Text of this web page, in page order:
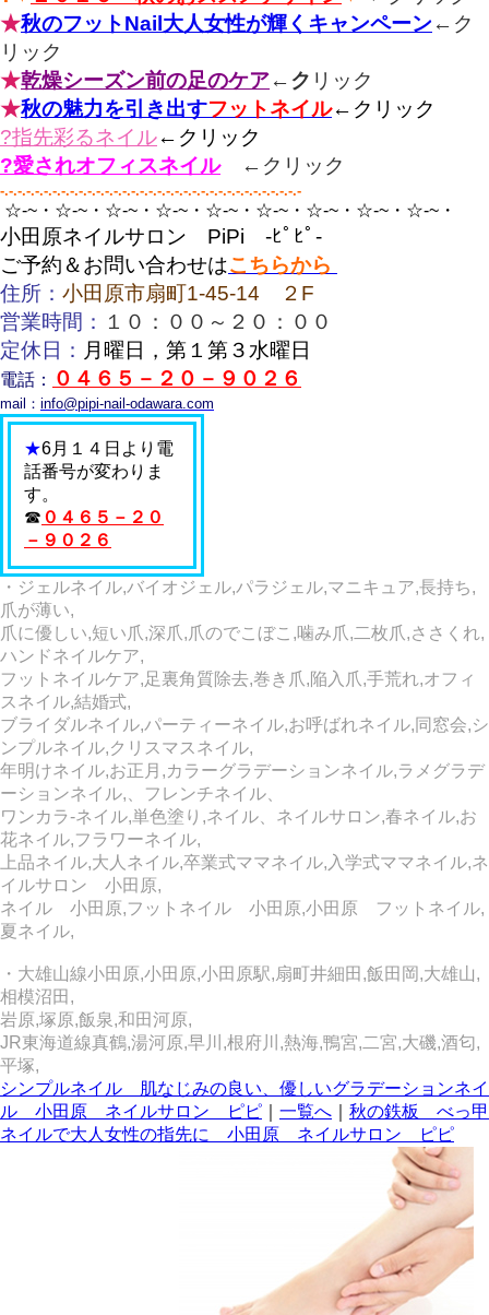
★秋のフットNail大人女性が輝くキャンペーン ←ク
リック
★乾燥シーズン前の足のケア←ク リック
★秋の魅力を引き出すフットネイル← クリック
?指先彩るネイル←クリック
?愛されオフィスネイル
← クリック
-.-.-.-.-.-.-.-.-.-.-.-.-.-.-.-.-.-.-.-.-.-.-.-.-.-.-.-.-.-.-.-.-.-.-
☆‐~・☆‐~・☆‐~・☆‐~・☆‐~・☆‐~・☆‐~・☆‐~・☆‐~・
小田原ネイルサロン PiPi -ﾋﾟﾋﾟ-
ご予約＆お問い合わせはこちらから
住所： 小田原市扇町1-45-14 ２F
営業時間：
１０：００～２０：００
定休日： 月曜日，第１第３水曜日
電話： ０４６５－２０－９０２６
mail： info@pipi-nail-odawara.com
★6月１４日より電
話番号が変わりま
す。
☎ ０４６５－２０
－９０２６
・ジェルネイル,バイオジェル,パラジェル,マニキュア,長持ち,
爪が薄い,
爪に優しい,短い爪,深爪,爪のでこぼこ,噛み爪,二枚爪,ささくれ,
ハンドネイルケア,
フットネイルケア,足裏角質除去,巻き爪,陥入爪,手荒れ,オフィ
スネイル,結婚式,
ブライダルネイル,パーティーネイル,お呼ばれネイル,同窓会,シ
ンプルネイル,クリスマスネイル,
年明けネイル,お正月,カラーグラデーションネイル,ラメグラデ
ーションネイル,、フレンチネイル、
ワンカラ‐ネイル,単色塗り,ネイル、ネイルサロン,春ネイル,お
花ネイル,フラワーネイル,
上品ネイル,大人ネイル,卒業式ママネイル,入学式ママネイル,ネ
イルサロン 小田原,
ネイル 小田原,フットネイル 小田原,小田原 フットネイル,
夏ネイル,
・大雄山線小田原,小田原,小田原駅,扇町井細田,飯田岡,大雄山,
相模沼田,
岩原,塚原,飯泉,和田河原,
JR東海道線真鶴,湯河原,早川,根府川,熱海,鴨宮,二宮,大磯,酒匂,
平塚,
シンプルネイル 肌なじみの良い、優しいグラデーションネイ
ル 小田原 ネイルサロン ピピ
一覧へ
秋の鉄板 べっ甲
ネイルで大人女性の指先に 小田原 ネイルサロン ピピ